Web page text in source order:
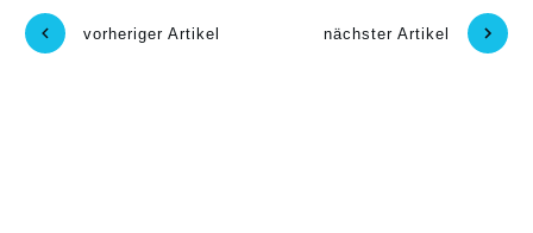
vorheriger Artikel nächster Artikel